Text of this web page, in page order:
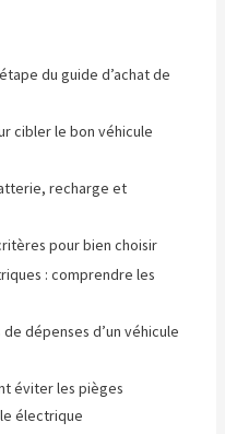
du guide d’achat de
cibler le bon véhicule
recharge et
pour bien choisir
: comprendre les
dépenses d’un véhicule
éviter les pièges
électrique